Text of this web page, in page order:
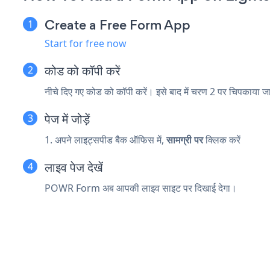
Create a Free Form App
Start for free now
कोड को कॉपी करें
नीचे दिए गए कोड को कॉपी करें। इसे बाद में चरण 2 पर चिपकाया
पेज में जोड़ें
1. अपने लाइट्सपीड बैक ऑफिस में,सामग्री परक्लिक करें
लाइव पेज देखें
POWR Form अब आपकी लाइव साइट पर दिखाई देगा।